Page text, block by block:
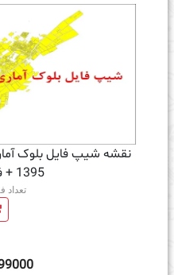
نقشه شیپ فایل بلوک
1395 + فايل اكسل
تعداد
299000